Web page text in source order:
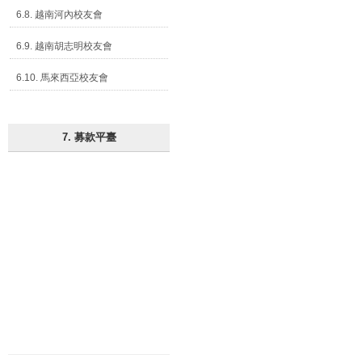
6.8. 越南河內校友會
6.9. 越南胡志明校友會
6.10. 馬來西亞校友會
7. 募款平臺